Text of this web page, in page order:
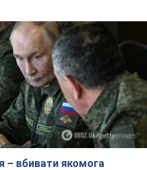
– вбивати якомога